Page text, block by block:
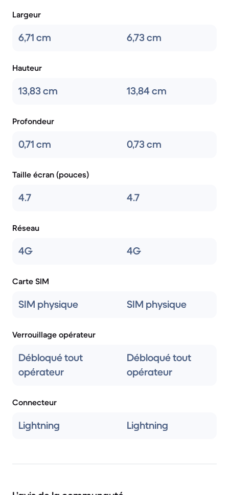
Largeur
6,71 cm 6,73 cm
Hauteur
13,83 cm 13,84 cm
Profondeur
0,71 cm 0,73 cm
Taille écran (pouces)
4.7 4.7
Réseau
4G 4G
Carte SIM
SIM physique SIM physique
Verrouillage opérateur
Débloqué tout
opérateur
Débloqué tout
opérateur
Connecteur
Lightning Lightning